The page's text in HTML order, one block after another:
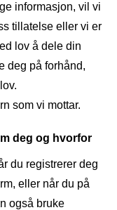
informasjon, vil vi
tillatelse eller vi er
lov å dele din
deg på forhånd,
som vi mottar.
deg og hvorfor
du registrerer deg
eller når du på
også bruke